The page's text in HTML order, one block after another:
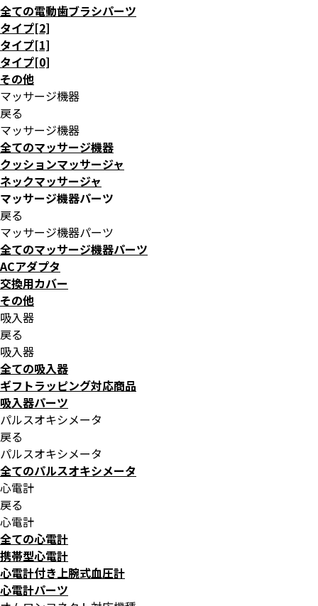
全ての電動歯ブラシパーツ
タイプ[2]
タイプ[1]
タイプ[0]
その他
マッサージ機器
戻る
マッサージ機器
全てのマッサージ機器
クッションマッサージャ
ネックマッサージャ
マッサージ機器パーツ
戻る
マッサージ機器パーツ
全てのマッサージ機器パーツ
ACアダプタ
交換用カバー
その他
吸入器
戻る
吸入器
全ての吸入器
ギフトラッピング対応商品
吸入器パーツ
パルスオキシメータ
戻る
パルスオキシメータ
全てのパルスオキシメータ
心電計
戻る
心電計
全ての心電計
携帯型心電計
心電計付き上腕式血圧計
心電計パーツ